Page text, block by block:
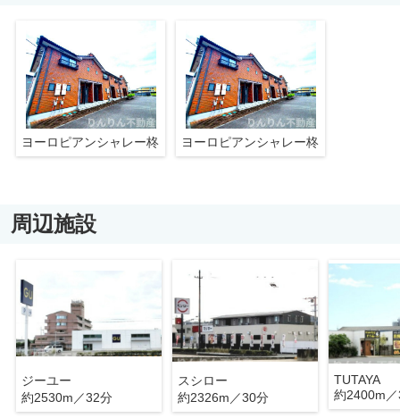
ヨーロピアンシャレー柊 ヨーロピアンシャレー柊
周辺施設
ジーユー
約2530m／32分
スシロー
約2326m／30分
TUTAYA
約2400m